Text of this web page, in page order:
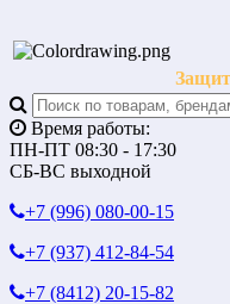
Время работы:
ПН-ПТ 08:30 - 17:30
СБ-ВС выходной
+7 (996) 080-00-15
+7 (937) 412-84-54
+7 (8412) 20-15-82